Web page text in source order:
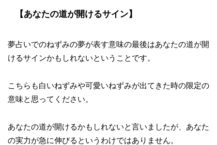
【あなたの道が開けるサイン】
夢占いでのねずみの夢が表す意味の最後はあなたの道が開
けるサインかもしれないということです。
こちらも白いねずみや可愛いねずみが出てきた時の限定の
意味と思ってください。
あなたの道が開けるかもしれないと言いましたが、あなた
の実力が急に伸びるというわけではありません。